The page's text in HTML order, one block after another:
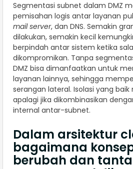
Segmentasi subnet dalam DMZ
pemisahan logis antar layanan
mail server, dan DNS. Semakin
dilakukan, semakin kecil
berpindah antar sistem ketika
dikompromikan. Tanpa
DMZ bisa dimanfaatkan untuk
layanan lainnya, sehingga
serangan lateral. Isolasi yang
apalagi jika dikombinasikan
internal antar-subnet.
Dalam arsitektur
bagaimana
berubah dan